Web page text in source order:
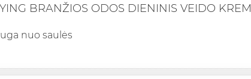
BRANŽIOS ODOS DIENINIS VEIDO
nuo saulės